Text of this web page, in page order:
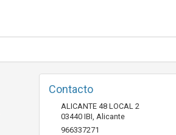
Contacto
ALICANTE 48 LOCAL 2
03440 IBI, Alicante
966337271